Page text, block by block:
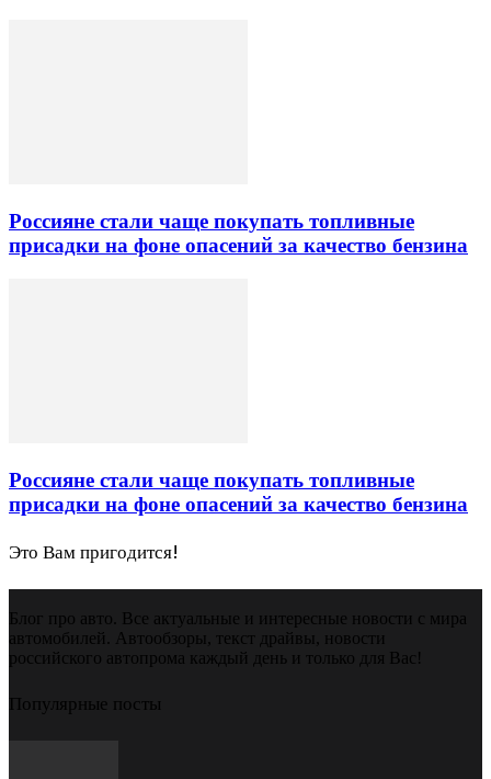
Россияне стали чаще покупать топливные
присадки на фоне опасений за качество бензина
Россияне стали чаще покупать топливные
присадки на фоне опасений за качество бензина
Это Вам пригодится!
Блог про авто. Все актуальные и интересные новости с мира
автомобилей. Автообзоры, текст драйвы, новости
российского автопрома каждый день и только для Вас!
Популярные посты